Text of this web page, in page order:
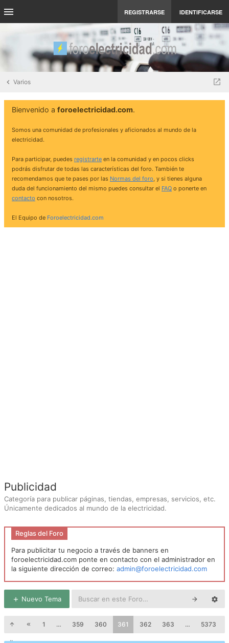
REGISTRARSE IDENTIFICARSE
Varios
Bienvenido a foroelectricidad.com.
Somos una comunidad de profesionales y aficionados al mundo de la
electricidad.
Para participar, puedes registrarte en la comunidad y en pocos clicks
podrás disfrutar de todas las características del foro. También te
recomendamos que te pases por las Normas del foro, y si tienes alguna
duda del funcionamiento del mismo puedes consultar el FAQ o ponerte en
contacto con nosotros.
El Equipo de Foroelectricidad.com
Publicidad
Categoría para publicar páginas, tiendas, empresas, servicios, etc.
Únicamente dedicados al mundo de la electricidad.
Reglas del Foro
Para publicitar tu negocio a través de banners en
foroelectricidad.com ponte en contacto con el administrador en
la siguiente dirección de correo: admin@foroelectricidad.com
Nuevo Tema
1 … 359 360 361 362 363 … 5373